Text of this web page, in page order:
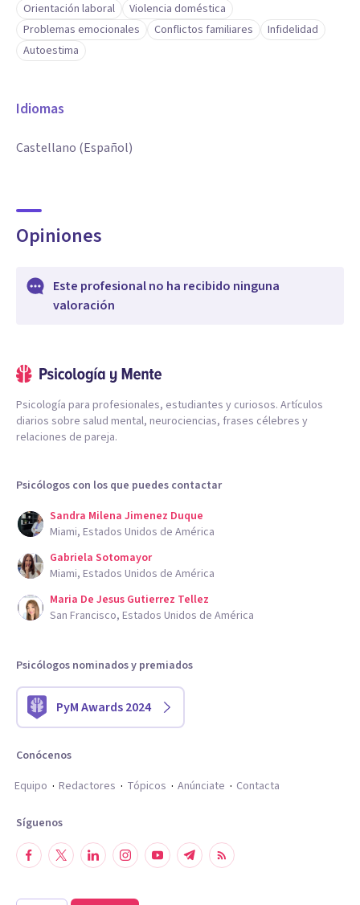
Orientación laboral
Violencia doméstica
Problemas emocionales
Conflictos familiares
Infidelidad
Autoestima
Idiomas
Castellano (Español)
Opiniones
Este profesional no ha recibido ninguna
valoración
Psicología para profesionales, estudiantes y curiosos. Artículos
diarios sobre salud mental, neurociencias, frases célebres y
relaciones de pareja.
Psicólogos con los que puedes contactar
Sandra Milena Jimenez Duque
Miami, Estados Unidos de América
Gabriela Sotomayor
Miami, Estados Unidos de América
Maria De Jesus Gutierrez Tellez
San Francisco, Estados Unidos de América
Psicólogos nominados y premiados
PyM Awards 2024
Conócenos
Equipo
Redactores Tópicos Anúnciate Contacta
Síguenos